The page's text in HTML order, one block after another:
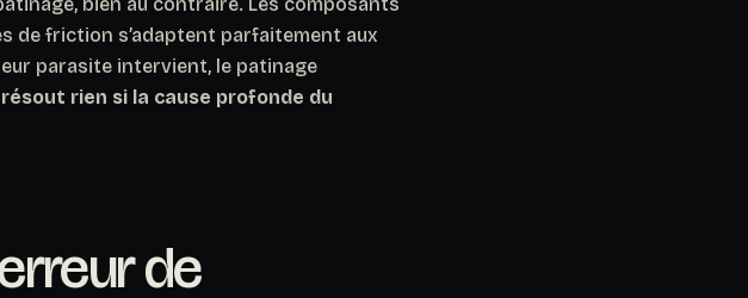
de friction s’adaptent parfaitement aux
parasite intervient, le patinage
rien si la cause profonde du
de